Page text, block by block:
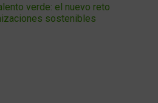
verde: el nuevo reto
sostenibles